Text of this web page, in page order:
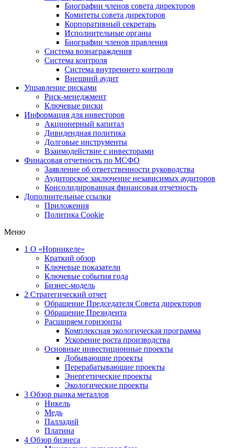
Биографии членов совета директоров
Комитеты совета директоров
Корпоративный секретарь
Исполнительные органы
Биографии членов правления
Система вознаграждения
Система контроля
Система внутреннего контроля
Внешний аудит
Управление рисками
Риск-менеджмент
Ключевые риски
Информация для инвесторов
Акционерный капитал
Дивидендная политика
Долговые инструменты
Взаимодействие с инвеcторами
Финасовая отчетность по МСФО
Заявление об ответственности руководства
Аудиторское заключение независимых аудиторов
Консолидированная финансовая отчетность
Дополнительные ссылки
Приложения
Политика Cookie
Меню
1 О «Норникеле»
Краткий обзор
Ключевые показатели
Ключевые события года
Бизнес-модель
2 Стратегический отчет
Обращение Председателя Совета директоров
Обращение Президента
Расширяем горизонты
Комплексная экологическая программа
Ускорение роста производства
Основные инвестиционные проекты
Добывающие проекты
Перерабатывающие проекты
Энергетические проекты
Экологические проекты
3 Обзор рынка металлов
Никель
Медь
Палладий
Платина
4 Обзор бизнеса